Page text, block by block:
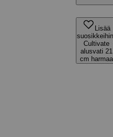
Lisää
Cultivate
alusvati 21
cm harmaa